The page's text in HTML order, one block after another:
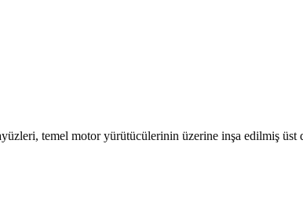
temel motor yürütücülerinin üzerine inşa edilmiş üst